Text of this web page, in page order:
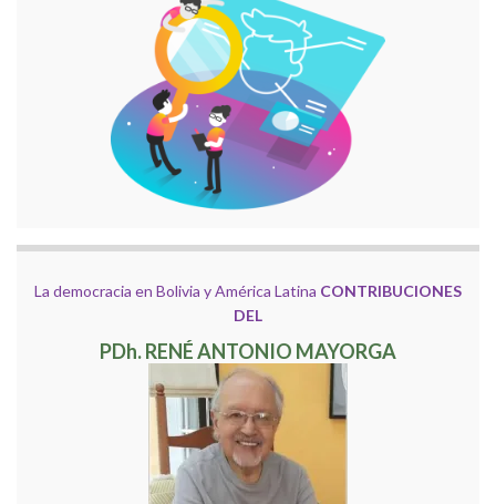
La democracia en Bolivia y América Latina CONTRIBUCIONES
DEL
PDh. RENÉ ANTONIO MAYORGA